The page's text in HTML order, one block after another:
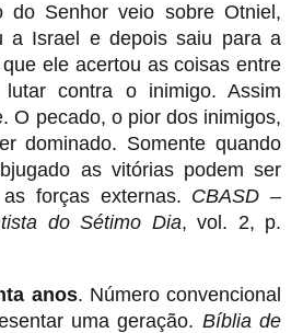
do Senhor veio sobre Otniel,
a Israel e depois saiu para a
ele acertou as coisas entre
contra o inimigo. Assim
O pecado, o pior dos inimigos,
dominado. Somente quando
as vitórias podem ser
forças externas. CBASD –
do Sétimo Dia, vol. 2, p.
anos. Número convencional
uma geração. Bíblia de